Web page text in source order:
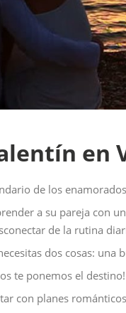
en
de los
a su pareja con
de la rutina
dos cosas: una
te ponemos el destino!
con planes